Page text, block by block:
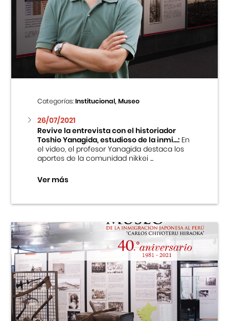
Categorías:Institucional, Museo
26/07/2021
Revive la entrevista con el historiador
Toshio Yanagida, estudioso de la inmi...:En
el video, el profesor Yanagida destaca los
aportes de la comunidad nikkei ...
Ver más